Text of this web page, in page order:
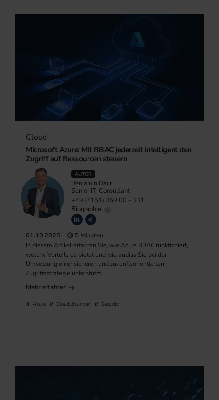
Cloud
Microsoft Azure: Mit RBAC jederzeit intelligent den
Zugriff auf Ressourcen steuern
AUTOR
Benjamin Daur
Senior IT-Consultant
+49 (7151) 369 00 - 331
Biographie
01.10.2025 5 Minuten
In diesem Artikel erfahren Sie, wie Azure RBAC funktioniert,
welche Vorteile es bietet und wie audius Sie bei der
Umsetzung einer sicheren und zukunftsorientierten
Zugriffsstrategie unterstützt.
Mehr erfahren
Azure CloudLösungen Security